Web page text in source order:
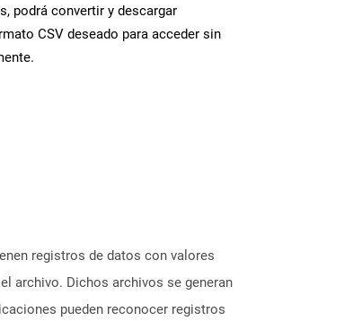
podrá convertir y descargar
CSV deseado para acceder sin
registros de datos con valores
archivo. Dichos archivos se generan
pueden reconocer registros